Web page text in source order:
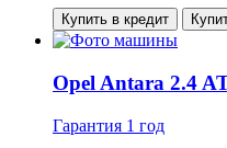
Купить в кредит
Opel Antara 2.4
Гарантия 1 год